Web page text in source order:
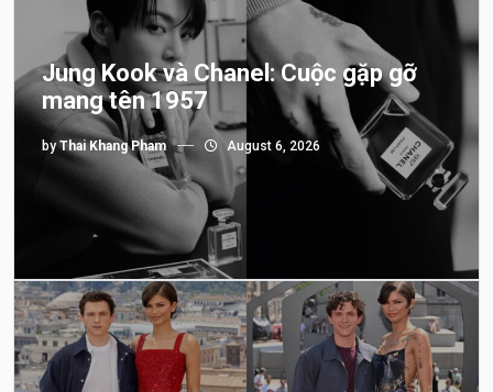
Jung Kook và Chanel: Cuộc gặp gỡ
mang tên 1957
byThai Khang Pham August 6, 2026